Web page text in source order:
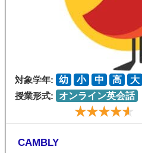
対象学年: 幼 小 中 高 大
授業形式:
オンライン英会話
CAMBLY